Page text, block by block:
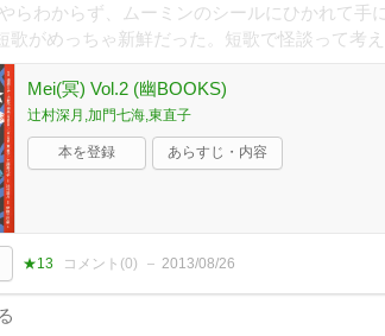
らわからず、ムーミンのシールにひかれて手
がめっちゃ新鮮だった。短歌で怪談って考え
Mei(冥) Vol.2 (幽BOOKS)
辻村深月,加門七海,東直子
本を登録 あらすじ・内容
★13 コメント(0) 2013/08/26